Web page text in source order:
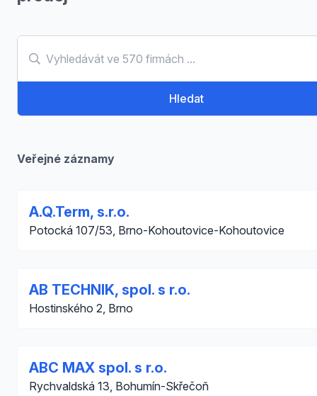
Hledat
Veřejné záznamy
A.Q.Term, s.r.o.
Potocká 107/53, Brno-Kohoutovice-Kohoutovice
AB TECHNIK, spol. s r.o.
Hostinského 2, Brno
ABC MAX spol. s r.o.
Rychvaldská 13, Bohumín-Skřečoň